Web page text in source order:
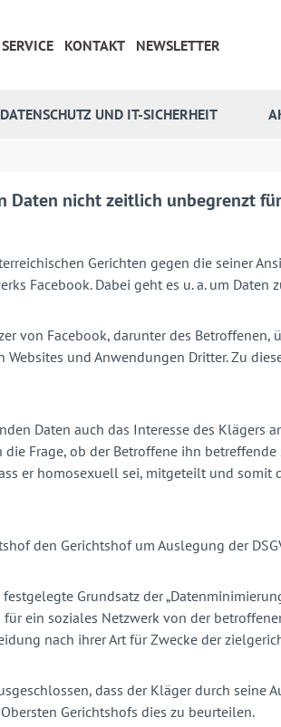
SERVICE
KONTAKT NEWSLETTER
DATENSCHUTZ UND IT-SICHERHEIT
Daten nicht zeitlich unbegrenzt
Gerichten gegen die seiner
Facebook. Dabei geht es u. a. um Daten
von Facebook, darunter des
und Anwendungen Dritter. Zu
Daten auch das Interesse des
Frage, ob der Betroffene ihn
er homosexuell sei, mitgeteilt und somit
den Gerichtshof um Auslegung der
Grundsatz der
ein soziales Netzwerk von der
nach ihrer Art für Zwecke der
dass der Kläger durch
Gerichtshofs dies zu beurteilen.